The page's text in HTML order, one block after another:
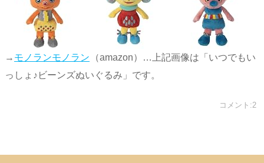
→ モノランモノラン
（amazon）…上記画像は「いつでもい
っしょ♪ビーンズぬいぐるみ」です。
コメント:2